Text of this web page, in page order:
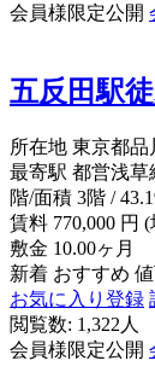
会員様限定公開
五反田駅
所在地 東京都品
最寄駅 都営浅草
階/面積 3階 /
賃料 770,000 円 (
敷金 10.00ヶ月
新着 おすすめ
お気に入り登録
閲覧数: 1,322人
会員様限定公開